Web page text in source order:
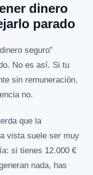
dinero
parado
seguro”
No es así. Si tu
sin remuneración,
no.
que la
vista suele ser muy
si tienes 12.000 €
nada, has